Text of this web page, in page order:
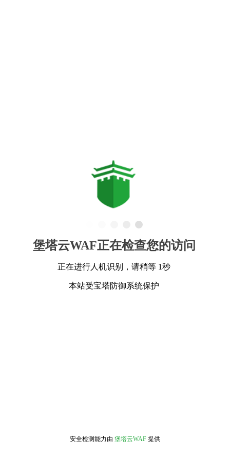
堡塔云WAF正在检查您的访问
正在进行人机识别，请稍等 1秒
本站受宝塔防御系统保护
安全检测能力由 堡塔云WAF 提供